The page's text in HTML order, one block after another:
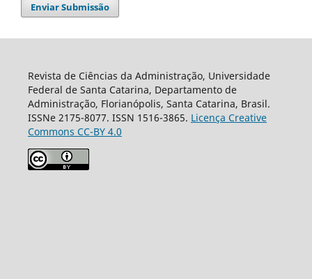
Enviar Submissão
Revista de Ciências da Administração, Universidade
Federal de Santa Catarina, Departamento de
Administração, Florianópolis, Santa Catarina, Brasil.
ISSNe 2175-8077. ISSN 1516-3865. Licença Creative
Commons CC-BY 4.0